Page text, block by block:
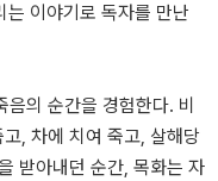
이야기로 독자를 만난
의 순간을 경험한다. 비
, 차에 치여 죽고, 살해당
받아내던 순간, 목화는 자